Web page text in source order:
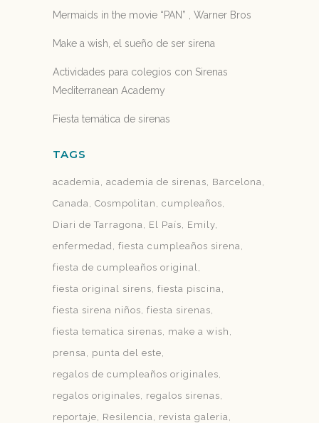
Mermaids in the movie “PAN” , Warner Bros
Make a wish, el sueño de ser sirena
Actividades para colegios con Sirenas
Mediterranean Academy
Fiesta temática de sirenas
TAGS
academia academia de sirenas
Barcelona
Canada Cosmpolitan
cumpleaños
Diari de Tarragona
El País
Emily
enfermedad fiesta cumpleaños sirena
fiesta de cumpleaños original
fiesta original sirens fiesta piscina
fiesta sirena niños fiesta sirenas
fiesta tematica sirenas
make a wish
prensa
punta del este
regalos de cumpleaños originales
regalos originales
regalos sirenas
reportaje
Resilencia
revista galeria